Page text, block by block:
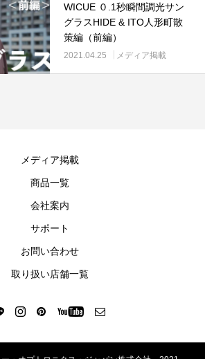
WICUE ０.1秒瞬間調光サン
グラスHIDE & ITO人形町散
策編（前編）
2021.04.25 メディア掲載
メディア掲載
商品一覧
会社案内
サポート
お問い合わせ
取り扱い店舗一覧